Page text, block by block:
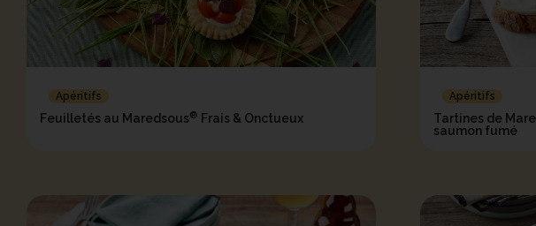
Apéritifs
Feuilletés au Maredsous® Frais & Onctueux
Apéritifs
Tartines de
saumon fumé